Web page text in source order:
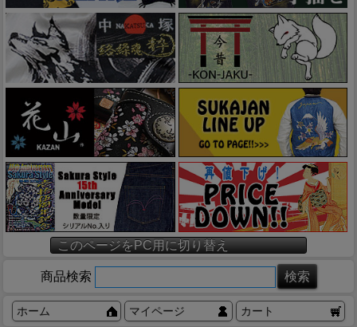
このページをPC用に切り替え
商品検索
ホーム マイページ カート